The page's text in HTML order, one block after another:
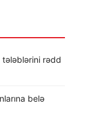
tələblərini rədd
belə